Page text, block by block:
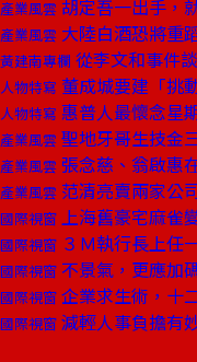
產業風雲 胡定吾一出手，
產業風雲 大陸白酒恐將重
黃建南專欄 從李文和事件
人物特寫 董成城要建「挑
人物特寫 惠普人最懷念星
產業風雲 聖地牙哥生技金
產業風雲 張念慈、翁啟惠
產業風雲 范清亮賣兩家公
國際視窗 上海舊豪宅麻雀
國際視窗 ３Ｍ執行長上任
國際視窗 不景氣，更應加
國際視窗 企業求生術，十
國際視窗 減輕人事負擔有